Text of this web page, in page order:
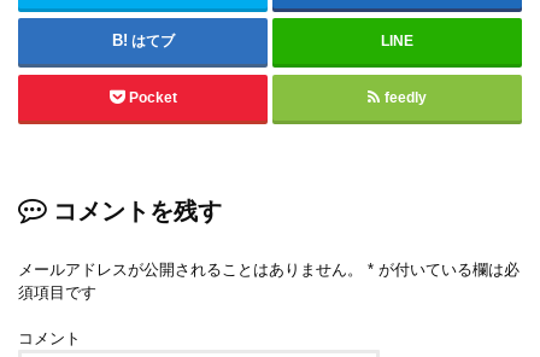
はてブ LINE
Pocket feedly
コメントを残す
メールアドレスが公開されることはありません。 * が付いている欄は必
須項目です
コメント